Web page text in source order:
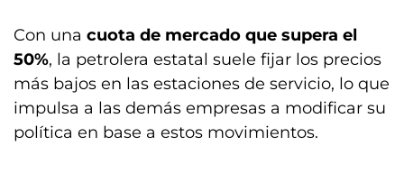
Con una cuota de mercado que supera el
50%, la petrolera estatal suele fijar los precios
más bajos en las estaciones de servicio, lo que
impulsa a las demás empresas a modificar su
política en base a estos movimientos.